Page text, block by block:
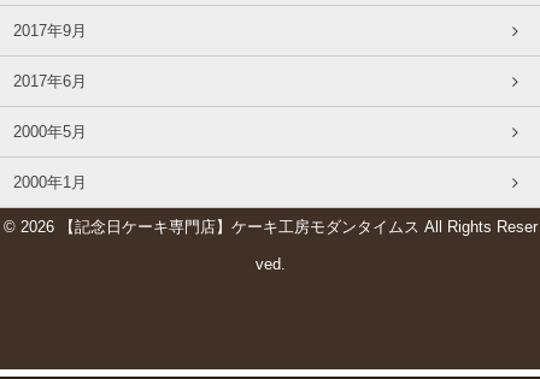
2017年9月
2017年6月
2000年5月
2000年1月
© 2026 【記念日ケーキ専門店】ケーキ工房モダンタイムス All Rights Reser
ved.